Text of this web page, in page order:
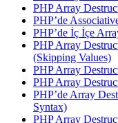
PHP Array
PHP’de
PHP’de İç İçe
PHP Array
(Skipping Values)
PHP Array
PHP Array
PHP’de Array
Syntax)
PHP Array